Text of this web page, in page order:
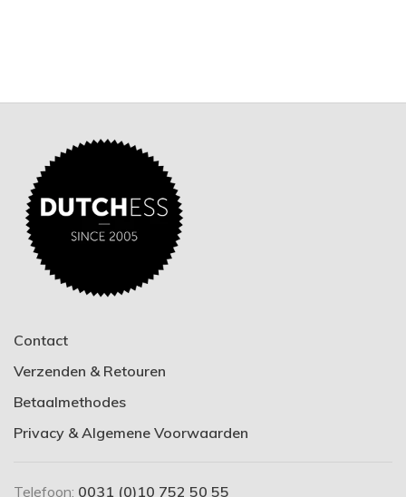
Contact
Verzenden & Retouren
Betaalmethodes
Privacy & Algemene Voorwaarden
Telefoon: 0031 (0)10 752 50 55